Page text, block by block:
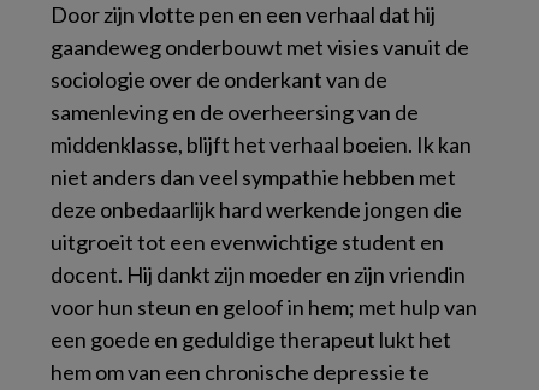
Door zijn vlotte pen en een verhaal dat hij
gaandeweg onderbouwt met visies vanuit de
sociologie over de onderkant van de
samenleving en de overheersing van de
middenklasse, blijft het verhaal boeien. Ik kan
niet anders dan veel sympathie hebben met
deze onbedaarlijk hard werkende jongen die
uitgroeit tot een evenwichtige student en
docent. Hij dankt zijn moeder en zijn vriendin
voor hun steun en geloof in hem; met hulp van
een goede en geduldige therapeut lukt het
hem om van een chronische depressie te